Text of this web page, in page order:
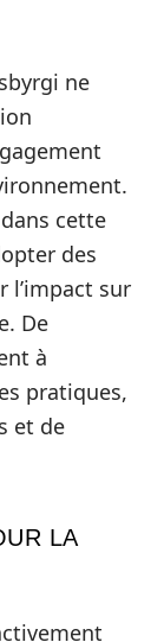
ne
cette
des
l’impact sur
De
à
pratiques,
et de
LA